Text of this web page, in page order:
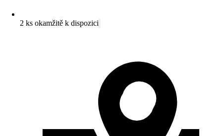
2 ks okamžitě k dispozici